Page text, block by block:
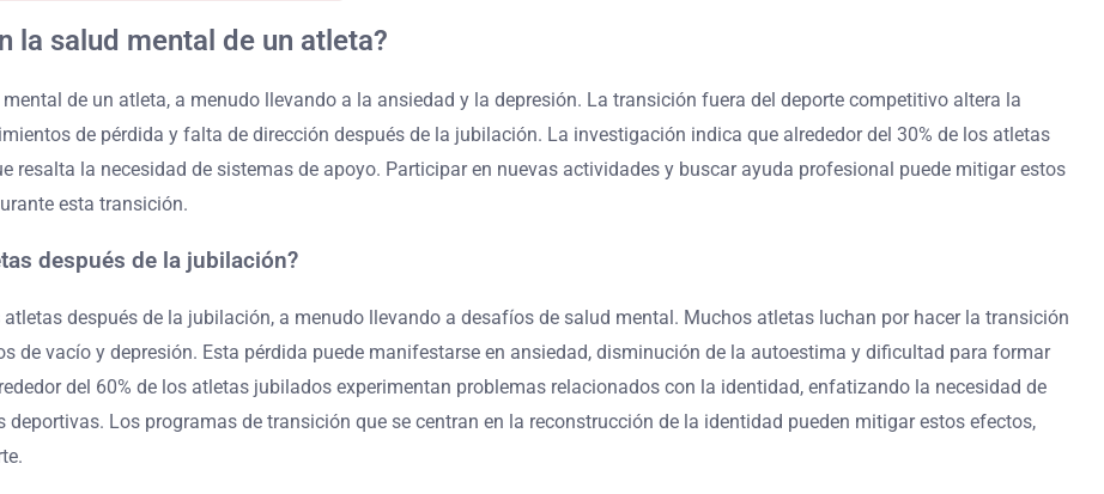
la salud mental de un atleta?
de un atleta, a menudo llevando a la ansiedad y la depresión. La transición fuera del deporte competitivo altera la
de pérdida y falta de dirección después de la jubilación. La investigación indica que alrededor del 30% de los atletas
resalta la necesidad de sistemas de apoyo. Participar en nuevas actividades y buscar ayuda profesional puede mitigar estos
esta transición.
después de la jubilación?
después de la jubilación, a menudo llevando a desafíos de salud mental. Muchos atletas luchan por hacer la transición
de vacío y depresión. Esta pérdida puede manifestarse en ansiedad, disminución de la autoestima y dificultad para formar
del 60% de los atletas jubilados experimentan problemas relacionados con la identidad, enfatizando la necesidad de
Los programas de transición que se centran en la reconstrucción de la identidad pueden mitigar estos efectos,